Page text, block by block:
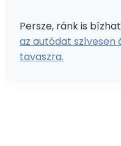
Persze, ránk is
az autódat szívesen
tavaszra.